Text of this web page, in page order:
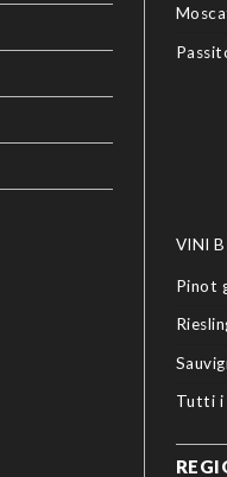
VINI
Pinot
Tutti i